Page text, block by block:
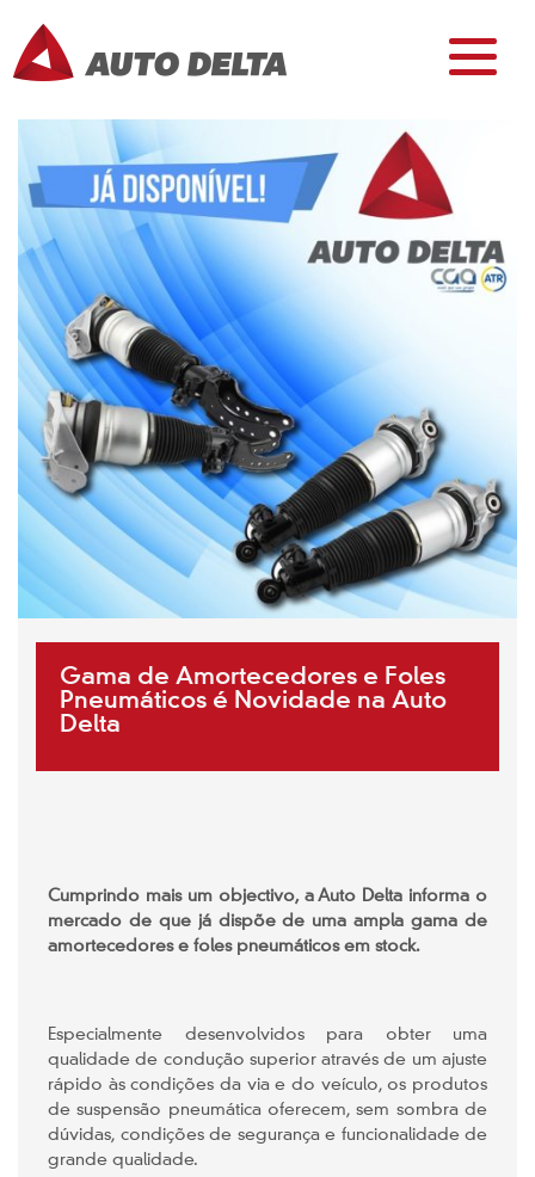
Gama de Amortecedores e Foles
Pneumáticos é Novidade na Auto
Delta
Cumprindo mais um objectivo, a Auto Delta informa o
mercado de que já dispõe de uma ampla gama de
amortecedores e foles pneumáticos em stock.
Especialmente desenvolvidos para obter uma
qualidade de condução superior através de um ajuste
rápido às condições da via e do veículo, os produtos
de suspensão pneumática oferecem, sem sombra de
dúvidas, condições de segurança e funcionalidade de
grande qualidade.